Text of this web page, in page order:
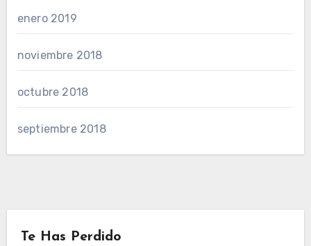
enero 2019
noviembre 2018
octubre 2018
septiembre 2018
Te Has Perdido